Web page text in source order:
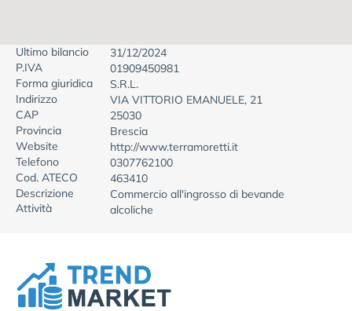
Ultimo bilancio
31/12/2024
P.IVA
01909450981
Forma giuridica
S.R.L.
Indirizzo
VIA VITTORIO EMANUELE, 21
CAP
25030
Provincia
Brescia
Website
http://www.terramoretti.it
Telefono
0307762100
Cod. ATECO
463410
Descrizione
Attività
Commercio all'ingrosso di bevande
alcoliche